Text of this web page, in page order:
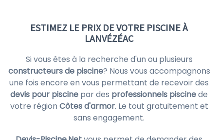
ESTIMEZ LE PRIX DE VOTRE PISCINE À
LANVÉZÉAC
Si vous êtes à la recherche d'un ou plusieurs
constructeurs de piscine? Nous vous accompagnons
une fois encore en vous permettant de recevoir des
devis pour piscine par des professionnels piscinede
votre région Côtes d'armor. Le tout gratuitement et
sans engagement.